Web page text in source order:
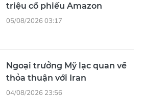
triệu cổ phiếu Amazon
05/08/2026 03:17
Ngoại trưởng Mỹ lạc quan về
thỏa thuận với Iran
04/08/2026 23:56